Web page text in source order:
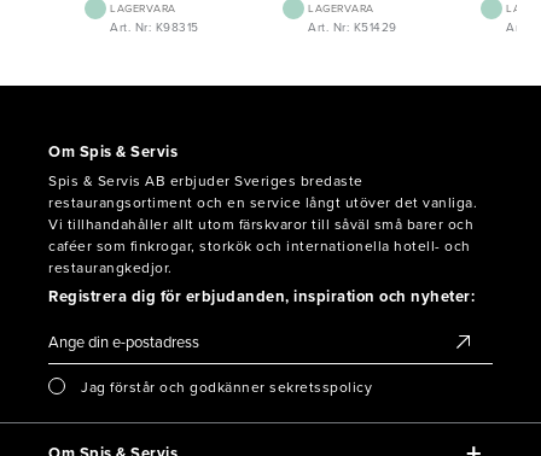
LAGERVARA
Art. Nr: K98315
LAGERVARA
Art. Nr: K51429 Art.
Om Spis & Servis
Spis & Servis AB erbjuder Sveriges bredaste
restaurangsortiment och en service långt utöver det vanliga.
Vi tillhandahåller allt utom färskvaror till såväl små barer och
caféer som finkrogar, storkök och internationella hotell- och
restaurangkedjor.
Registrera dig för erbjudanden, inspiration och nyheter:
Jag förstår och godkänner sekretsspolicy